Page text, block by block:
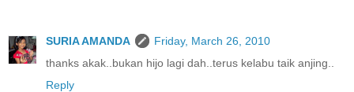
SURIA AMANDA
Friday, March 26, 2010
thanks akak..bukan hijo lagi dah..terus kelabu taik anjing..
Reply